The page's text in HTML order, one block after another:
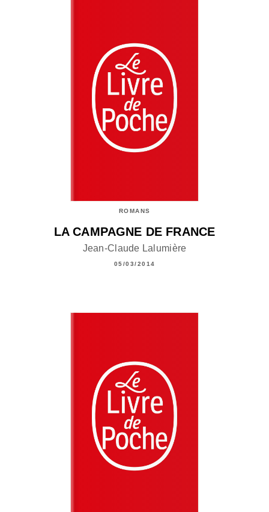
ROMANS
LA CAMPAGNE DE FRANCE
Jean-Claude Lalumière
05/03/2014